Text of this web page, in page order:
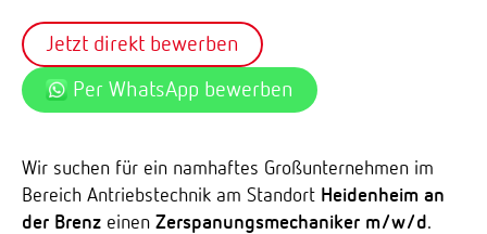
Jetzt direkt bewerben
Per WhatsApp bewerben
Wir suchen für ein namhaftes Großunternehmen im
Bereich Antriebstechnik am Standort Heidenheim an
der Brenz einen Zerspanungsmechaniker m/w/d.